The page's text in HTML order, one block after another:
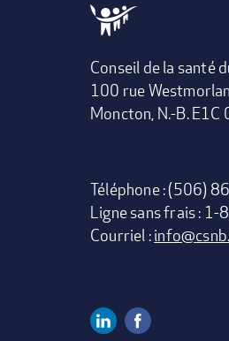
Conseil de la santé
100 rue
Moncton, N.-B. E1C
Téléphone : (506)
Ligne sans frais :
Courriel :
Linkedin